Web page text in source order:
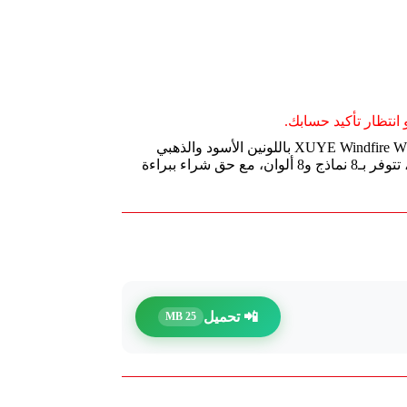
تأكيد حسابك.
دراجة انزلاق معدنية كلاسيكية بإصدار XUYE Windfire Wheel باللونين الأسود والذهبي
بقياس 1:64، قطعة واحدة داخل عبوة OPP، تتوفر بـ8 نماذج و8 ألوان، مع حق شراء ببراءة
📲 تحميل 25 MB